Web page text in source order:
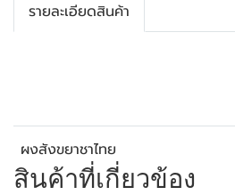
รายละเอียดสินค้า
ผงสังขยาชาไทย
สินค้าที่เกี่ยวข้อง